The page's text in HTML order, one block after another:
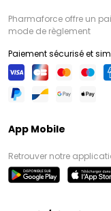
Pharmaforce offre un
mode de règlement
Paiement sécurisé et
App Mobile
Retrouver notre